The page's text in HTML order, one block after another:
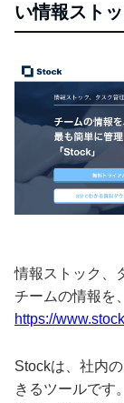
い情報スト
情報ストック、
チームの情報を
https://
Stockは、社内
きるツールです